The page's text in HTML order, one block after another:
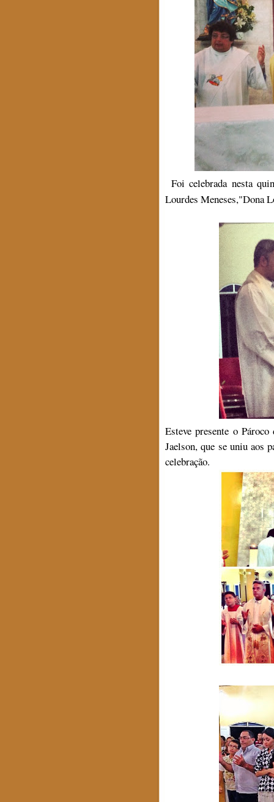
Foi celebrada nesta
Lourdes Meneses,"Dona
Esteve presente o
Jaelson, que se uniu aos
celebração.